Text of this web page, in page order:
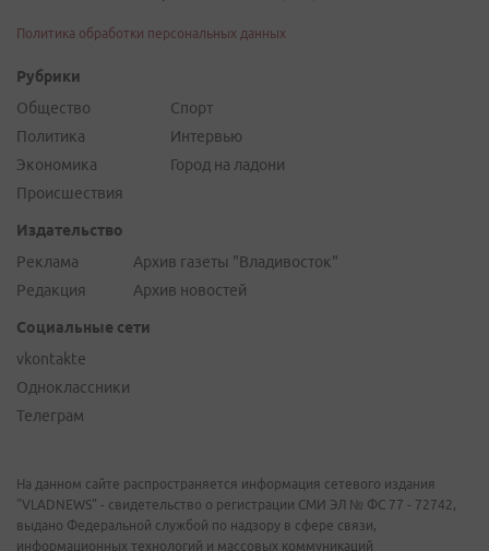
Политика обработки персональных данных
Рубрики
Общество
Политика
Экономика
Происшествия
Спорт
Интервью
Город на ладони
Издательство
Реклама
Редакция
Архив газеты "Владивосток"
Архив новостей
Социальные сети
vkontakte
Одноклассники
Телеграм
На данном сайте распространяется информация сетевого издания
"VLADNEWS" - свидетельство о регистрации СМИ ЭЛ № ФС 77 - 72742,
выдано Федеральной службой по надзору в сфере связи,
информационных технологий и массовых коммуникаций